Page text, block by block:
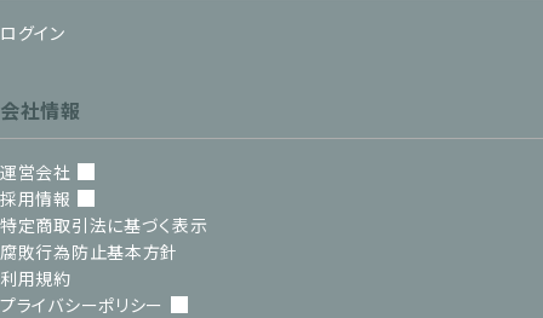
ログイン
会社情報
運営会社
採用情報
特定商取引法に基づく表示
腐敗行為防止基本方針
利用規約
プライバシーポリシー